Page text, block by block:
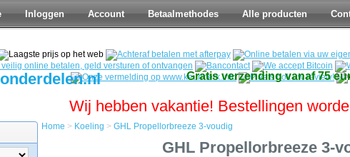
Inloggen Account Betaalmethodes Alle producten
Gratis verzending vanaf 75
Wij hebben vakantie! Bestellingen
Home > Koeling > GHL Propellorbreeze 3-voudig
GHL Propellorbreeze 3-